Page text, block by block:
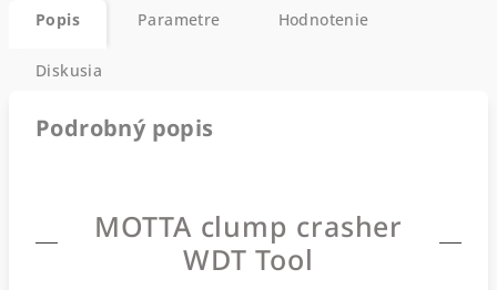
Popis Parametre Hodnotenie
Diskusia
Podrobný popis
MOTTA clump crasher
WDT Tool